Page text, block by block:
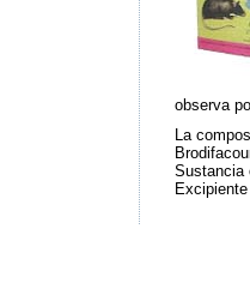
observa
La
Sustancia